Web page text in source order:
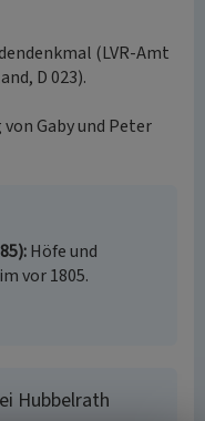
(LVR-Amt
D 023).
Gaby und Peter
Höfe und
vor 1805.
Hubbelrath